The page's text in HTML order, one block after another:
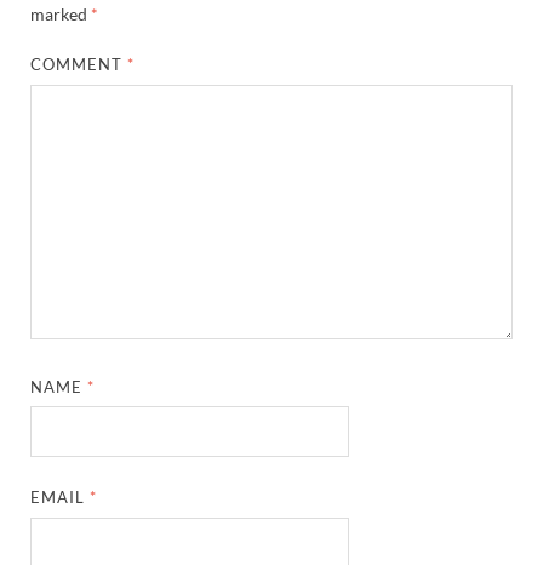
marked *
COMMENT *
NAME *
EMAIL *